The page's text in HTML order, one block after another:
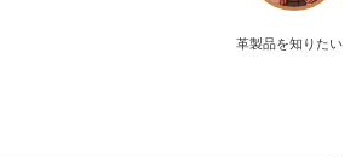
革製品を知りたい